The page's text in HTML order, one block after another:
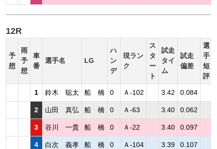
12R
予
想
雨
予
想
車
番
選手名 LG
ハ
ン
デ
現ラン
ク
ス
タ
ー
ト
試走
タイ
ム
試走
偏差
選
手
短
評
1 鈴木 聡太 船 橋 0 Ａ-102 3.42 0.084
2 山田 真弘 船 橋 0 Ａ-63 3.40 0.062
3 谷川 一貴 船 橋 0 Ａ-22 3.40 0.097
4 白次 義孝 船 橋 0 Ａ-104 3.39 0.107